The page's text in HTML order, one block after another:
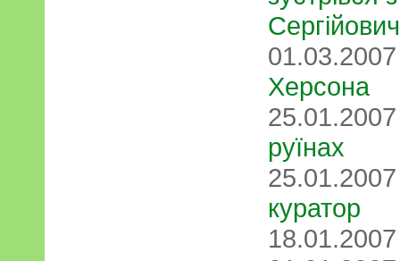
Херсона
руїнах
куратор